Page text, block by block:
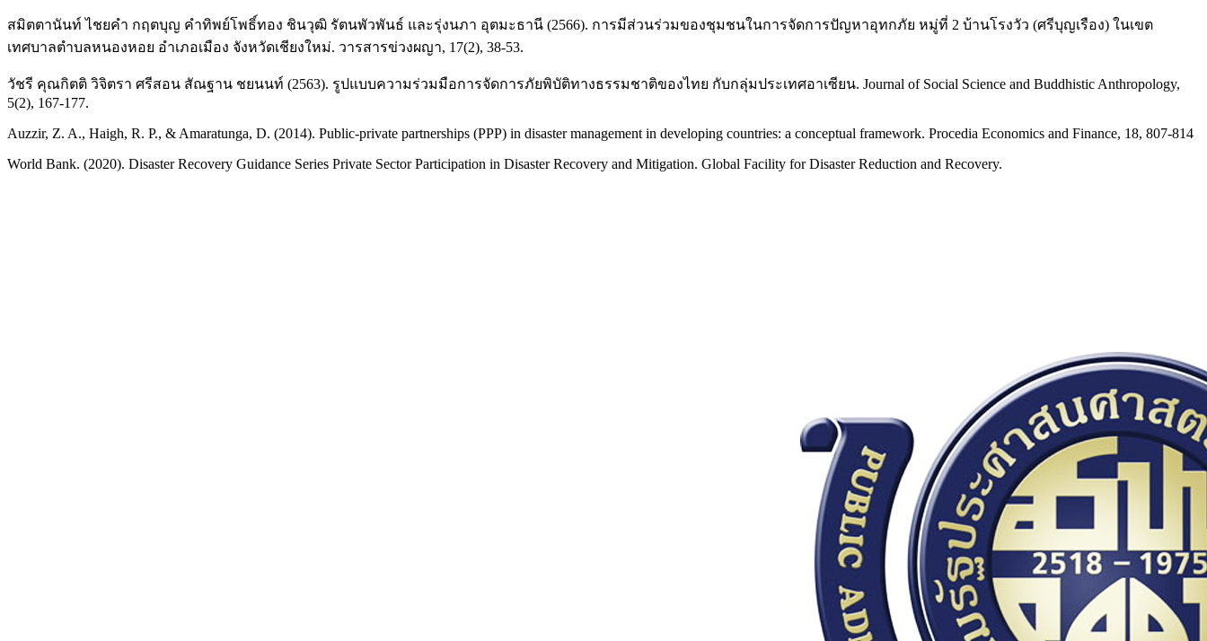
สมิตตานันท์ ไชยคำ กฤตบุญ คำทิพย์โพธิ์ทอง ชินวุฒิ รัตนพัวพันธ์ และรุ่งนภา อุตมะธานี (2566). การมีส่วนร่วมของชุมชนในการจัดการปัญหาอุทกภัย หมู่ที่ 2 บ้านโรงวัว (ศรีบุญเรือง) ในเขต
เทศบาลตำบลหนองหอย อำเภอเมือง จังหวัดเชียงใหม่. วารสารข่วงผญา, 17(2), 38-53.
วัชรี คุณกิตติ วิจิตรา ศรีสอน สัณฐาน ชยนนท์ (2563). รูปแบบความร่วมมือการจัดการภัยพิบัติทางธรรมชาติของไทย กับกลุ่มประเทศอาเซียน. Journal of Social Science and Buddhistic Anthropology,
5(2), 167-177.
Auzzir, Z. A., Haigh, R. P., & Amaratunga, D. (2014). Public-private partnerships (PPP) in disaster management in developing countries: a conceptual framework. Procedia Economics and Finance, 18, 807-814
World Bank. (2020). Disaster Recovery Guidance Series Private Sector Participation in Disaster Recovery and Mitigation. Global Facility for Disaster Reduction and Recovery.